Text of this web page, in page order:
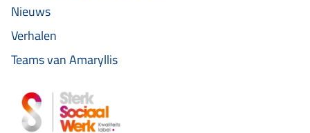
Nieuws
Verhalen
Teams van Amaryllis